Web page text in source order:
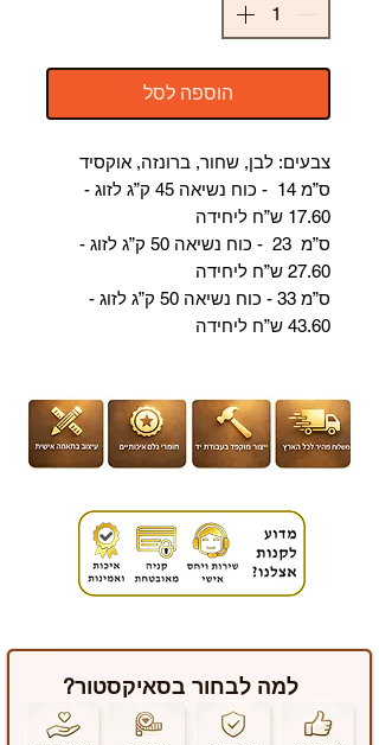
הוספה לסל
צבעים: לבן, שחור, ברונזה, אוקסיד
ס”מ - כוח נשיאה 45 ק”ג לזוג -
17.60 ש”ח ליחידה
ס”מ - כוח נשיאה 50 ק”ג לזוג -
27.60 ש”ח ליחידה
ס”מ - כוח נשיאה 50 ק”ג לזוג -
43.60 ש”ח ליחידה
למה לבחור בסאיקסטור?